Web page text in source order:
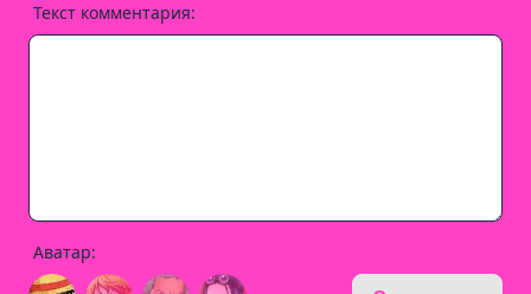
Текст комментария:
Аватар: